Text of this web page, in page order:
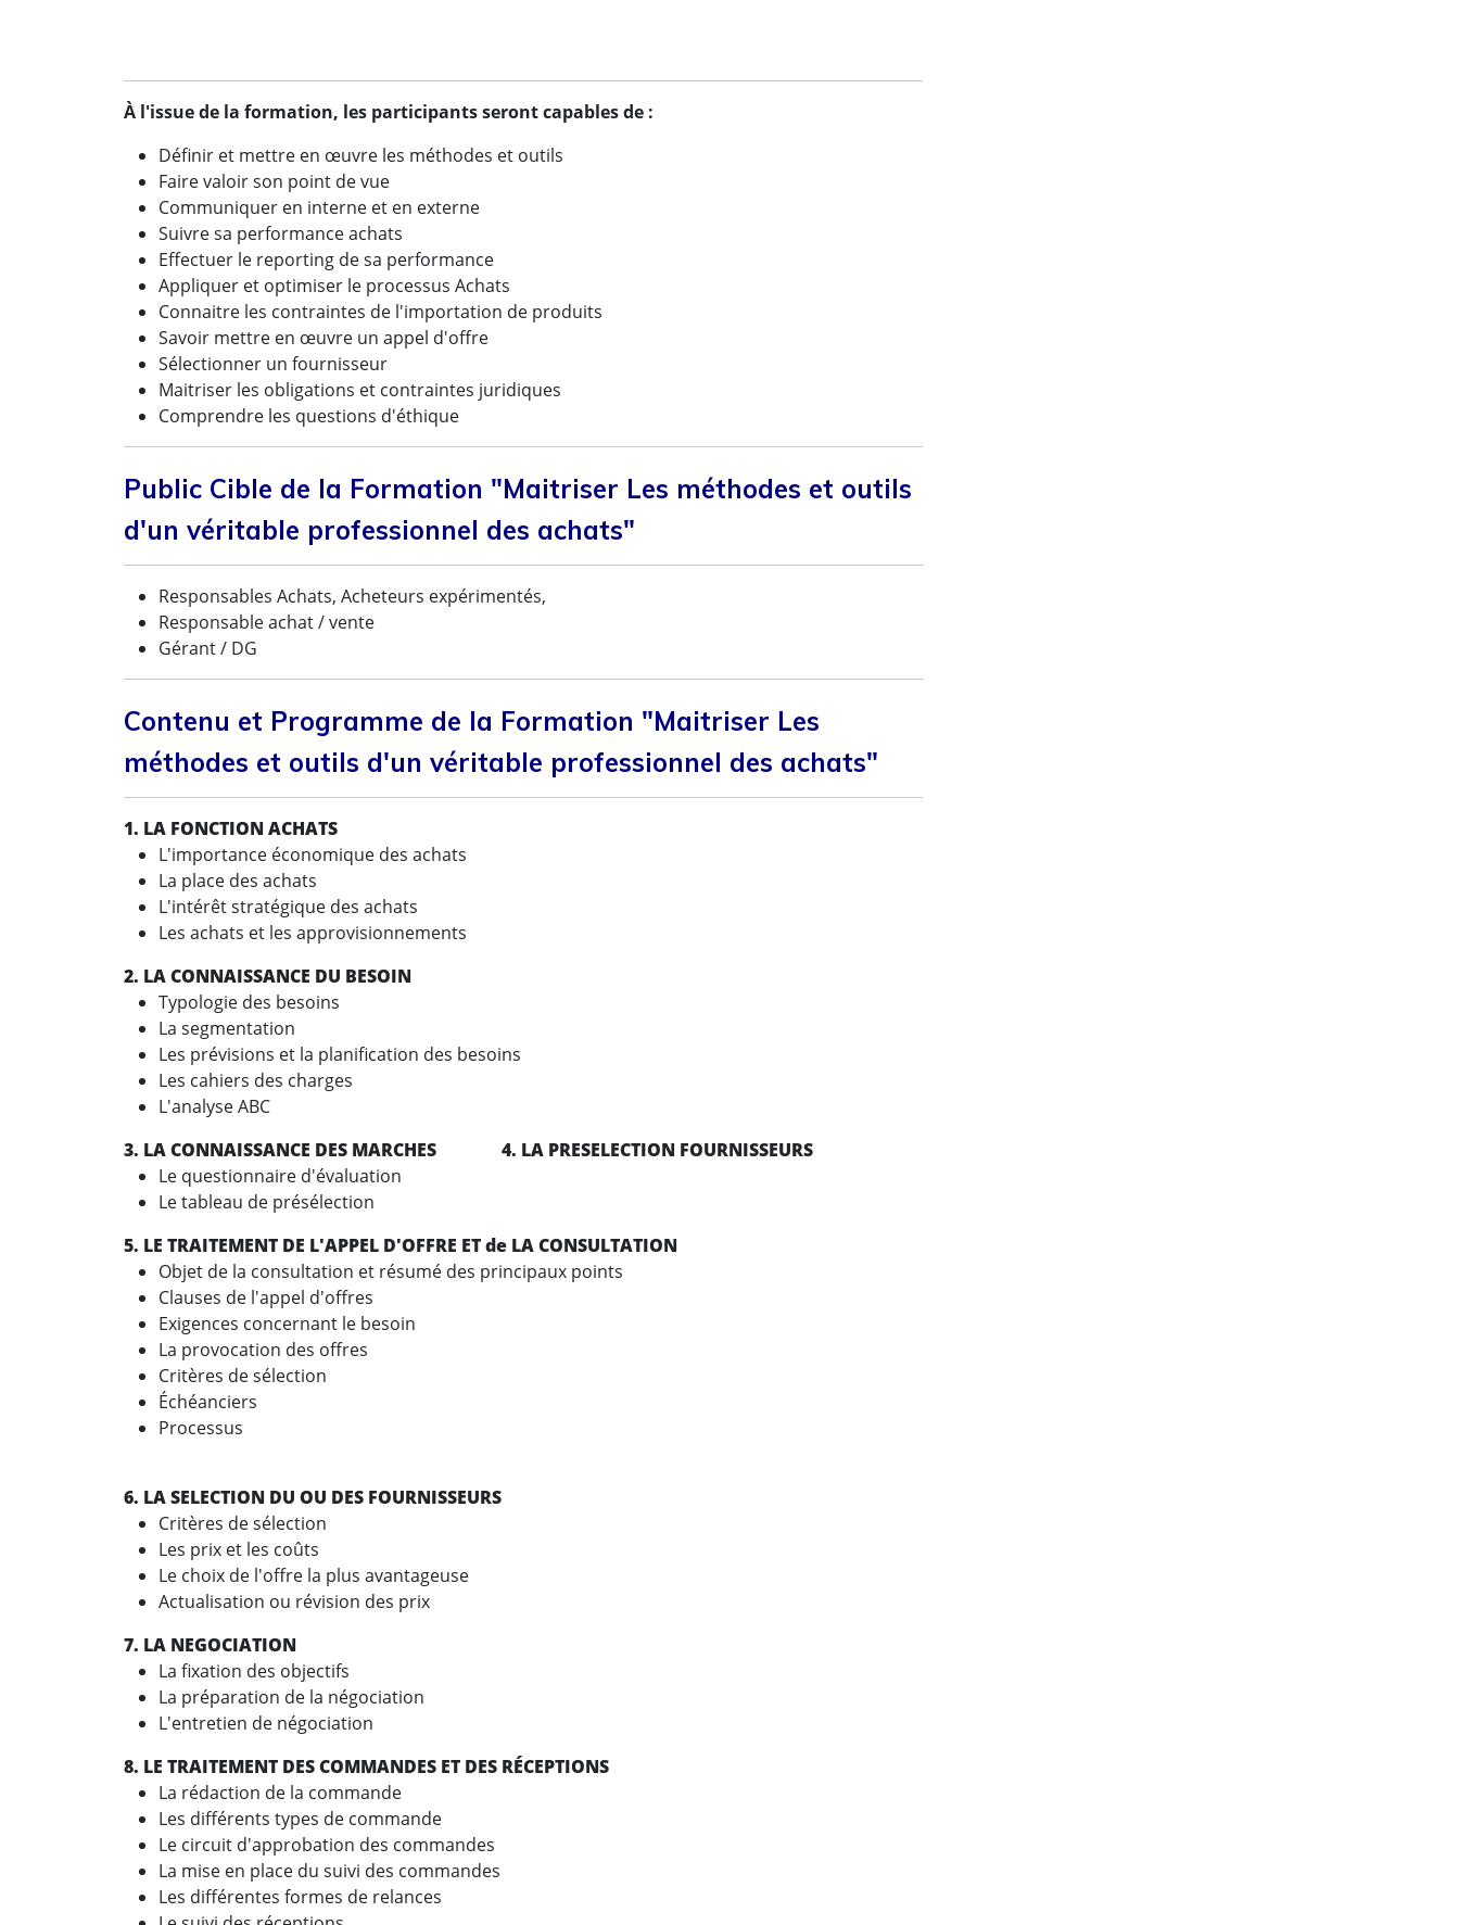
À l'issue de la formation, les participants seront capables de :
Définir et mettre en œuvre les méthodes et outils
Faire valoir son point de vue
Communiquer en interne et en externe
Suivre sa performance achats
Effectuer le reporting de sa performance
Appliquer et optimiser le processus Achats
Connaitre les contraintes de l'importation de produits
Savoir mettre en œuvre un appel d'offre
Sélectionner un fournisseur
Maitriser les obligations et contraintes juridiques
Comprendre les questions d'éthique
Public Cible de la Formation "Maitriser Les méthodes et outils
d'un véritable professionnel des achats"
Responsables Achats, Acheteurs expérimentés,
Responsable achat / vente
Gérant / DG
Contenu et Programme de la Formation "Maitriser Les
méthodes et outils d'un véritable professionnel des achats"
1. LA FONCTION ACHATS
L'importance économique des achats
La place des achats
L'intérêt stratégique des achats
Les achats et les approvisionnements
2. LA CONNAISSANCE DU BESOIN
Typologie des besoins
La segmentation
Les prévisions et la planification des besoins
Les cahiers des charges
L'analyse ABC
3. LA CONNAISSANCE DES MARCHES
4. LA PRESELECTION FOURNISSEURS
Le questionnaire d'évaluation
Le tableau de présélection
5. LE TRAITEMENT DE L'APPEL D'OFFRE ET de LA CONSULTATION
Objet de la consultation et résumé des principaux points
Clauses de l'appel d'offres
Exigences concernant le besoin
La provocation des offres
Critères de sélection
Échéanciers
Processus
6. LA SELECTION DU OU DES FOURNISSEURS
Critères de sélection
Les prix et les coûts
Le choix de l'offre la plus avantageuse
Actualisation ou révision des prix
7. LA NEGOCIATION
La fixation des objectifs
La préparation de la négociation
L'entretien de négociation
8. LE TRAITEMENT DES COMMANDES ET DES RÉCEPTIONS
La rédaction de la commande
Les différents types de commande
Le circuit d'approbation des commandes
La mise en place du suivi des commandes
Les différentes formes de relances